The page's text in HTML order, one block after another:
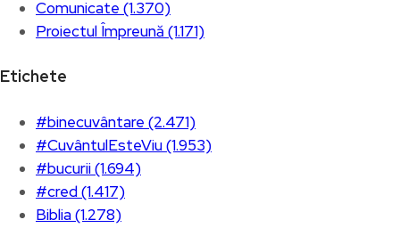
Comunicate (1.370)
Proiectul Împreună (1.171)
Etichete
#binecuvântare (2.471)
#CuvântulEsteViu (1.953)
#bucurii (1.694)
#cred (1.417)
Biblia (1.278)